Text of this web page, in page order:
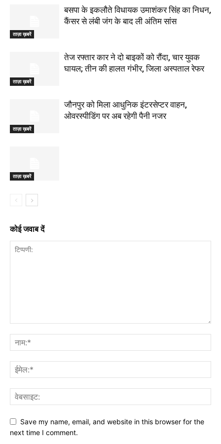
ताज़ा ख़बरें
बसपा के इकलौते विधायक उमाशंकर सिंह का निधन,
कैंसर से लंबी जंग के बाद ली अंतिम सांस
ताज़ा ख़बरें
तेज रफ्तार कार ने दो बाइकों को रौंदा, चार युवक
घायल; तीन की हालत गंभीर, जिला अस्पताल रेफर
ताज़ा ख़बरें
जौनपुर को मिला आधुनिक इंटरसेप्टर वाहन,
ओवरस्पीडिंग पर अब रहेगी पैनी नजर
ताज़ा ख़बरें
कोई जवाब दें
Save my name, email, and website in this browser for the
next time I comment.